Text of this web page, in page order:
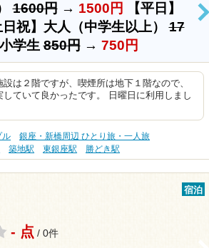
1600円→ 1500円
【平日】
日祝】大人（中学生以上）17
小学生850円→ 750円
>
は２階ですが、喫煙所は地下１階なので、
ていて良かったです。 日曜日に利用しまし
ル
銀座・新橋周辺 ひとり旅・一人旅
築地駅 東銀座駅 勝どき駅
宿泊
- 点 / 0件